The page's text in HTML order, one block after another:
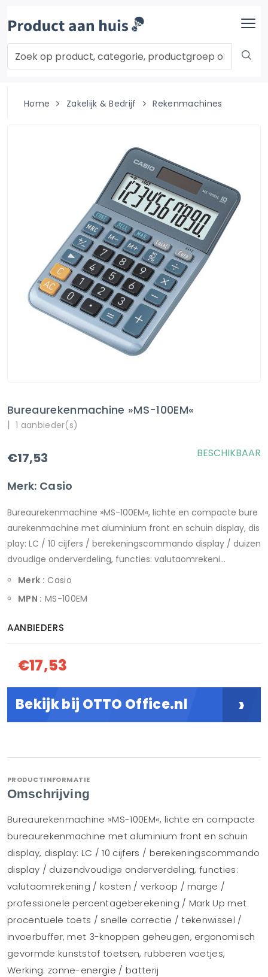
Home Zakelijk & Bedrijf Rekenmachines
Bureaurekenmachine »MS-100EM«
| 1 aanbieder(s)
€17,53
Merk: Casio
BESCHIKBAAR
Bureaurekenmachine »MS-100EM«, lichte en compacte bure
aurekenmachine met aluminium front en schuin display, dis
play: LC / 10 cijfers / berekeningscommando display / duizen
dvoudige onderverdeling, functies: valutaomrekeni...
Merk : Casio
MPN : MS-100EM
AANBIEDERS
€17,53
Bekijk bij OTTO Office.nl ›
PRODUCTINFORMATIE
Omschrijving
Bureaurekenmachine »MS-100EM«, lichte en compacte
bureaurekenmachine met aluminium front en schuin
display, display: LC / 10 cijfers / berekeningscommando
display / duizendvoudige onderverdeling, functies:
valutaomrekening / kosten / verkoop / marge /
professionele percentageberekening / Mark Up met
procentuele toets / snelle correctie / tekenwissel /
invoerbuffer, met 3-knoppen geheugen, ergonomisch
gevormde kunststof toetsen, rubberen voetjes,
Werking: zonne-energie / batterij